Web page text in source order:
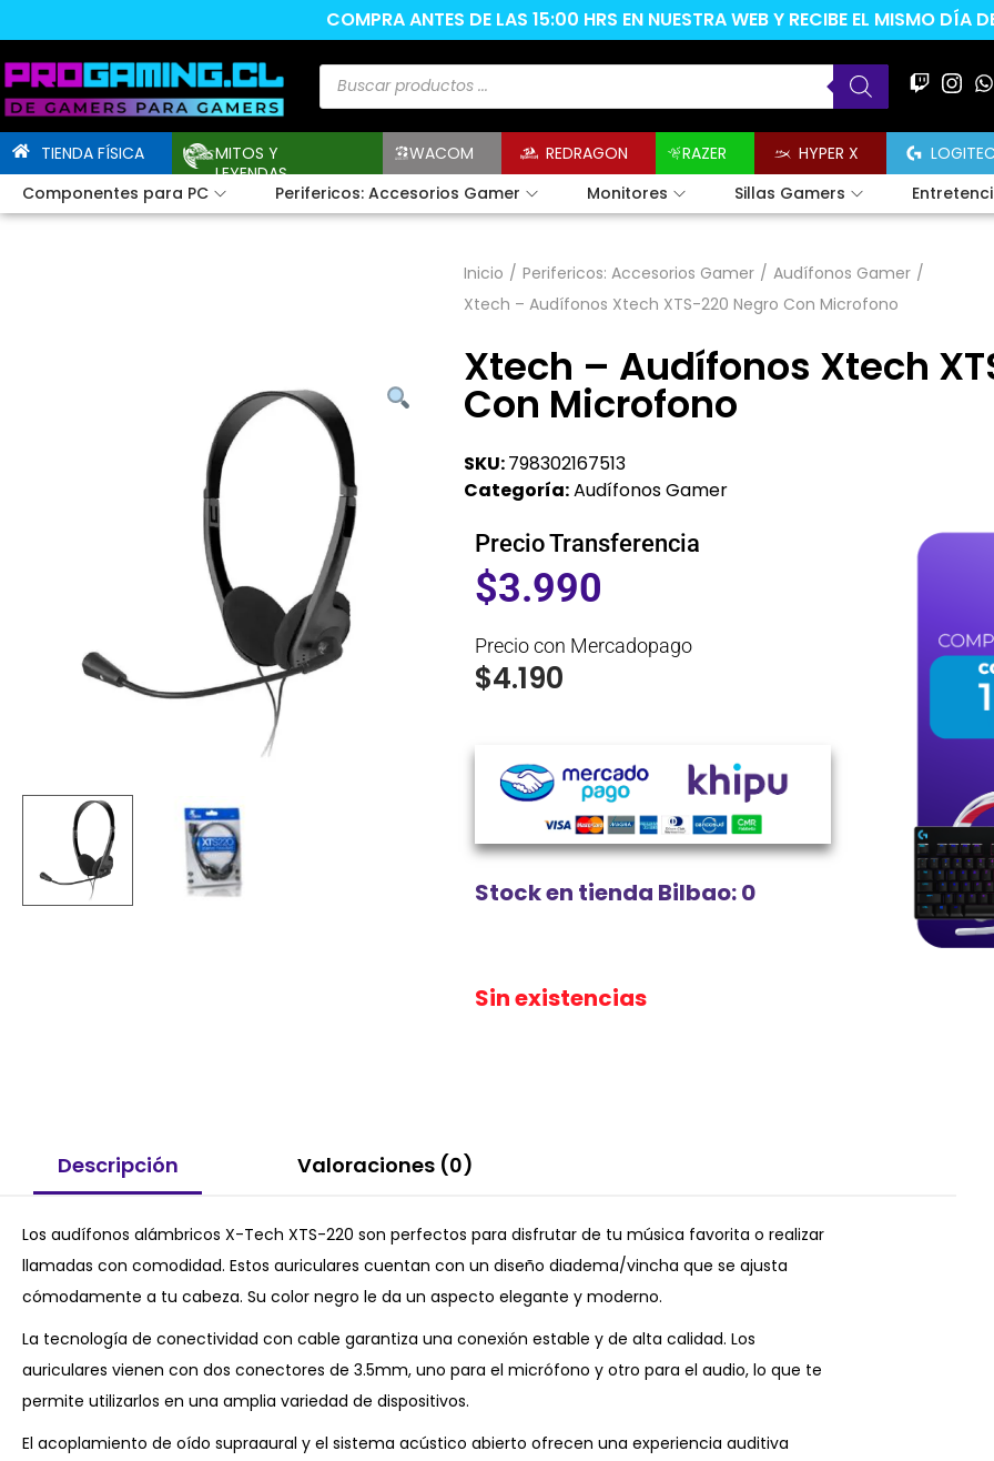
COMPRA ANTES DE LAS 15:00 HRS EN NUESTRA WEB Y RECIBE EL MISMO DÍA
TIENDA FÍSICA
MITOS Y
LEYENDAS
WACOM REDRAGON RAZER HYPER X
Componentes para PC
Perifericos: Accesorios Gamer Monitores Sillas Gamers
Inicio / Perifericos: Accesorios Gamer / Audífonos Gamer /
Xtech – Audífonos Xtech XTS-220 Negro Con Microfono
Xtech – Audífonos Xtech
Con Microfono
SKU:798302167513
Categoría:Audífonos Gamer
Precio Transferencia
$3.990
Precio con Mercadopago
$4.190
Stock en tienda Bilbao: 0
Sin existencias
Descripción Valoraciones (0)
Los audífonos alámbricos X-Tech XTS-220 son perfectos para disfrutar de tu música favorita o realizar
llamadas con comodidad. Estos auriculares cuentan con un diseño diadema/vincha que se ajusta
cómodamente a tu cabeza. Su color negro le da un aspecto elegante y moderno.
La tecnología de conectividad con cable garantiza una conexión estable y de alta calidad. Los
auriculares vienen con dos conectores de 3.5mm, uno para el micrófono y otro para el audio, lo que te
permite utilizarlos en una amplia variedad de dispositivos.
El acoplamiento de oído supraaural y el sistema acústico abierto ofrecen una experiencia auditiva